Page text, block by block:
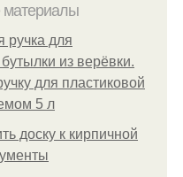
ручка для
из верёвки.
для пластиковой
5 л
доску к кирпичной